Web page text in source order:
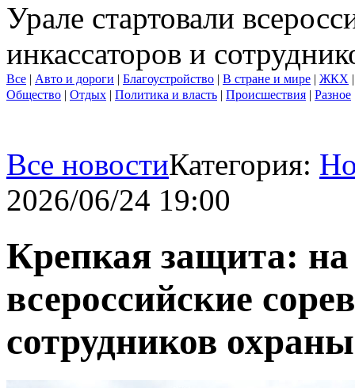
Урале стартовали
инкассаторов и
Все | Авто и дороги | Благоустройство | В стране и мире | ЖКХ
Общество | Отдых | Политика и власть | Происшествия | Разное
Все новостиКатегория:
2026/06/24 19:00
Крепкая защита: на
всероссийские
сотрудников